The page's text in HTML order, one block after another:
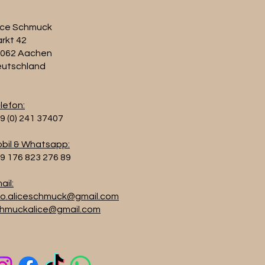
Schmuck
42
Aachen
(0) 241 37407
& Whatsapp:
176 823 276 89